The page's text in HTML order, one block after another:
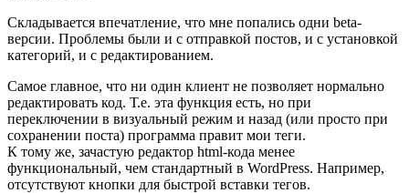
Складывается впечатление, что мне попались одни beta-
версии. Проблемы были и с отправкой постов, и с установкой
категорий, и с редактированием.
Самое главное, что ни один клиент не позволяет нормально
редактировать код. Т.е. эта функция есть, но при
переключении в визуальный режим и назад (или просто при
сохранении поста) программа правит мои теги.
К тому же, зачастую редактор html-кода менее
функциональный, чем стандартный в WordPress. Например,
отсутствуют кнопки для быстрой вставки тегов.